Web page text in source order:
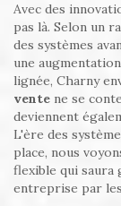
Avec des
pas là. Selon un
des systèmes
une
lignée, Charny
vente ne se
deviennent
L'ère des
place, nous
flexible qui saura
entreprise par